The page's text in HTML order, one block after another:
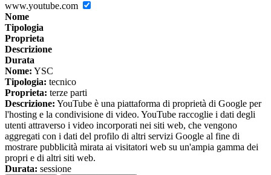
www.youtube.com
Nome
Tipologia
Proprieta
Descrizione
Durata
Nome: YSC
Tipologia: tecnico
Proprieta: terze parti
Descrizione: YouTube è una piattaforma di proprietà di Google per
l'hosting e la condivisione di video. YouTube raccoglie i dati degli
utenti attraverso i video incorporati nei siti web, che vengono
aggregati con i dati del profilo di altri servizi Google al fine di
mostrare pubblicità mirata ai visitatori web su un'ampia gamma dei
propri e di altri siti web.
Durata: sessione